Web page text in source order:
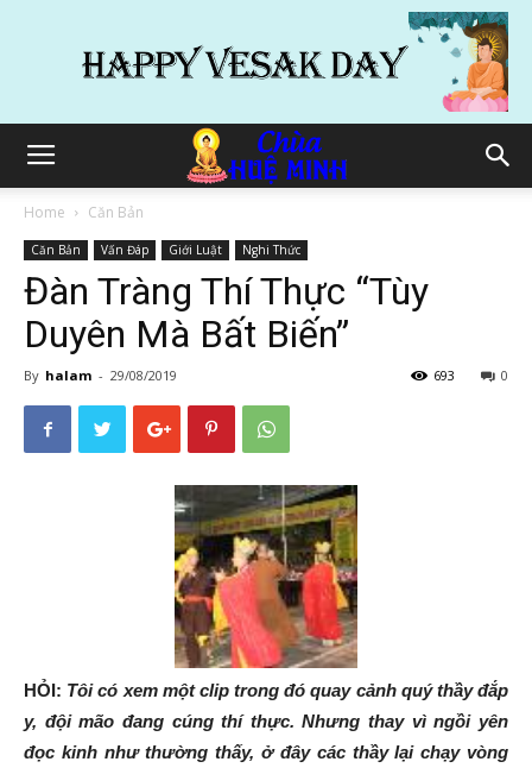
Home Căn Bản
Căn Bản Vấn Đáp Giới Luật Nghi Thức
Đàn Tràng Thí Thực “Tùy
Duyên Mà Bất Biến”
By halam - 29/08/2019 0
693
HỎI: Tôi có xem một clip trong đó quay cảnh quý thầy đắp
y, đội mão đang cúng thí thực. Nhưng thay vì ngồi yên
đọc kinh như thường thấy, ở đây các thầy lại chạy vòng